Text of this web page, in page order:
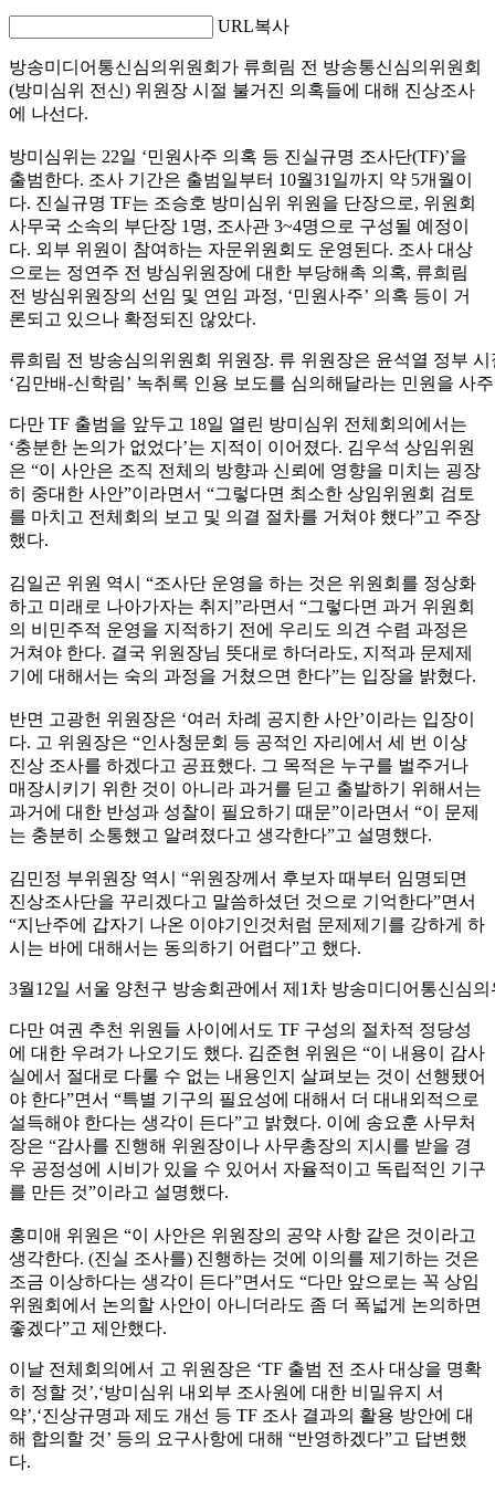
URL복사
방송미디어통신심의위원회가 류희림 전 방송통신심의위원회
(방미심위 전신) 위원장 시절 불거진 의혹들에 대해 진상조사
에 나선다.
방미심위는 22일 ‘민원사주 의혹 등 진실규명 조사단(TF)’을
출범한다. 조사 기간은 출범일부터 10월31일까지 약 5개월이
다. 진실규명 TF는 조승호 방미심위 위원을 단장으로, 위원회
사무국 소속의 부단장 1명, 조사관 3~4명으로 구성될 예정이
다. 외부 위원이 참여하는 자문위원회도 운영된다. 조사 대상
으로는 정연주 전 방심위원장에 대한 부당해촉 의혹, 류희림
전 방심위원장의 선임 및 연임 과정, ‘민원사주’ 의혹 등이 거
론되고 있으나 확정되진 않았다.
류희림 전 방송심의위원회 위원장. 류 위원장은 윤석열 정부
‘김만배-신학림’ 녹취록 인용 보도를 심의해달라는 민원을 사
다만 TF 출범을 앞두고 18일 열린 방미심위 전체회의에서는
‘충분한 논의가 없었다’는 지적이 이어졌다. 김우석 상임위원
은 “이 사안은 조직 전체의 방향과 신뢰에 영향을 미치는 굉장
히 중대한 사안”이라면서 “그렇다면 최소한 상임위원회 검토
를 마치고 전체회의 보고 및 의결 절차를 거쳐야 했다”고 주장
했다.
김일곤 위원 역시 “조사단 운영을 하는 것은 위원회를 정상화
하고 미래로 나아가자는 취지”라면서 “그렇다면 과거 위원회
의 비민주적 운영을 지적하기 전에 우리도 의견 수렴 과정은
거쳐야 한다. 결국 위원장님 뜻대로 하더라도, 지적과 문제제
기에 대해서는 숙의 과정을 거쳤으면 한다”는 입장을 밝혔다.
반면 고광헌 위원장은 ‘여러 차례 공지한 사안’이라는 입장이
다. 고 위원장은 “인사청문회 등 공적인 자리에서 세 번 이상
진상 조사를 하겠다고 공표했다. 그 목적은 누구를 벌주거나
매장시키기 위한 것이 아니라 과거를 딛고 출발하기 위해서는
과거에 대한 반성과 성찰이 필요하기 때문”이라면서 “이 문제
는 충분히 소통했고 알려졌다고 생각한다”고 설명했다.
김민정 부위원장 역시 “위원장께서 후보자 때부터 임명되면
진상조사단을 꾸리겠다고 말씀하셨던 것으로 기억한다”면서
“지난주에 갑자기 나온 이야기인것처럼 문제제기를 강하게 하
시는 바에 대해서는 동의하기 어렵다”고 했다.
3월12일 서울 양천구 방송회관에서 제1차 방송미디어통신심
다만 여권 추천 위원들 사이에서도 TF 구성의 절차적 정당성
에 대한 우려가 나오기도 했다. 김준현 위원은 “이 내용이 감사
실에서 절대로 다룰 수 없는 내용인지 살펴보는 것이 선행됐어
야 한다”면서 “특별 기구의 필요성에 대해서 더 대내외적으로
설득해야 한다는 생각이 든다”고 밝혔다. 이에 송요훈 사무처
장은 “감사를 진행해 위원장이나 사무총장의 지시를 받을 경
우 공정성에 시비가 있을 수 있어서 자율적이고 독립적인 기구
를 만든 것”이라고 설명했다.
홍미애 위원은 “이 사안은 위원장의 공약 사항 같은 것이라고
생각한다. (진실 조사를) 진행하는 것에 이의를 제기하는 것은
조금 이상하다는 생각이 든다”면서도 “다만 앞으로는 꼭 상임
위원회에서 논의할 사안이 아니더라도 좀 더 폭넓게 논의하면
좋겠다”고 제안했다.
이날 전체회의에서 고 위원장은 ‘TF 출범 전 조사 대상을 명확
히 정할 것’,‘방미심위 내외부 조사원에 대한 비밀유지 서
약’,‘진상규명과 제도 개선 등 TF 조사 결과의 활용 방안에 대
해 합의할 것’ 등의 요구사항에 대해 “반영하겠다”고 답변했
다.